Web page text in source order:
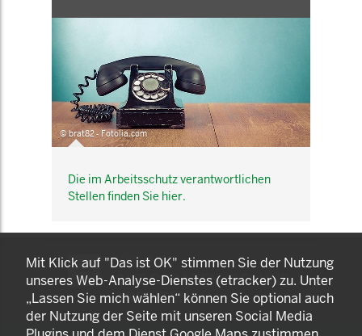
© brat82 - Fotolia.com
Die im Arbeitsschutz verantwortlichen
Stellen finden Sie hier.
KOMNET
GUT BERATEN. GESUND
ARBEITEN.
Mit Klick auf "Das ist OK" stimmen Sie der Nutzung
unseres Web-Analyse-Dienstes (etracker) zu. Unter
„Lassen Sie mich wählen“ können Sie optional auch
der Nutzung der Seite mit unseren Social Media